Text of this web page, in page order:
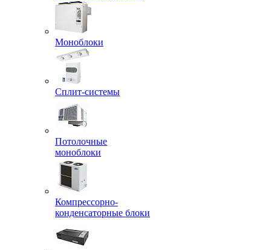
Моноблоки
Сплит-системы
Потолочные
моноблоки
Компрессорно-
конденсаторные блоки